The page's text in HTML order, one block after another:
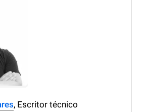
, Escritor técnico